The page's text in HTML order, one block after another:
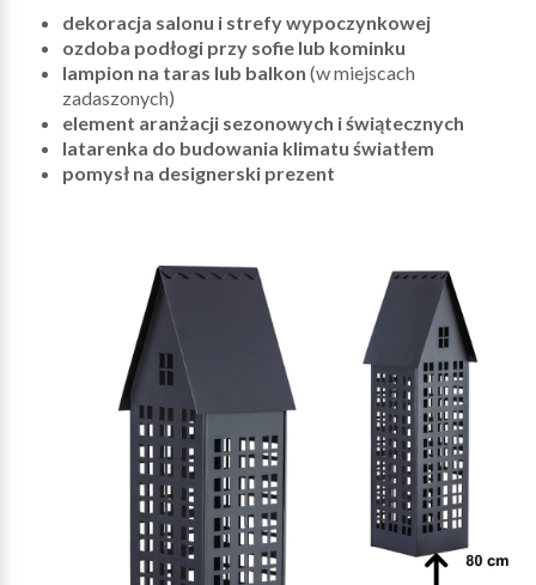
dekoracja salonu i strefy wypoczynkowej
ozdoba podłogi przy sofie lub kominku
lampion na taras lub balkon (w miejscach
zadaszonych)
element aranżacji sezonowych i świątecznych
latarenka do budowania klimatu światłem
pomysł na designerski prezent